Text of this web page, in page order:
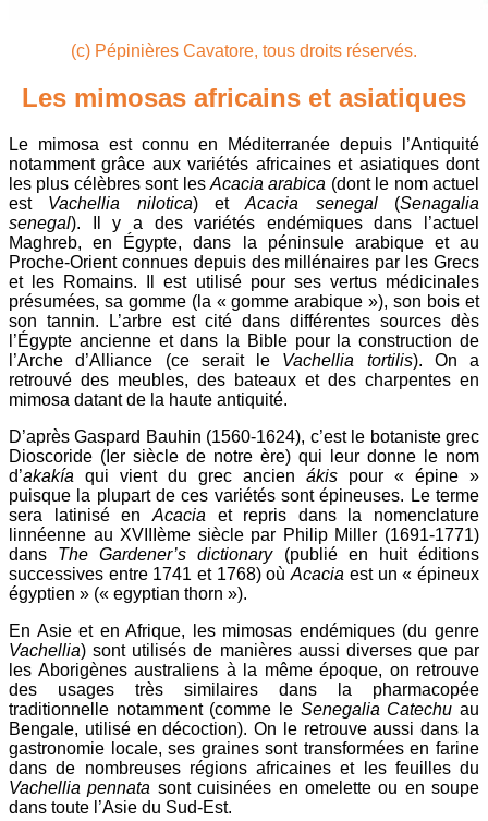
(c) Pépinières Cavatore, tous droits réservés.
Les mimosas africains et asiatiques
Le mimosa est connu en Méditerranée depuis l’Antiquité
notamment grâce aux variétés africaines et asiatiques dont
les plus célèbres sont les Acacia arabica (dont le nom actuel
est Vachellia nilotica) etAcacia senegal(Senagalia
senegal). Il y a des variétés endémiques dans l’actuel
Maghreb, en Égypte, dans la péninsule arabique et au
Proche-Orient connues depuis des millénaires par les Grecs
et les Romains. Il est utilisé pour ses vertus médicinales
présumées, sa gomme (la « gomme arabique »), son bois et
son tannin. L’arbre est cité dans différentes sources dès
l’Égypte ancienne et dans la Bible pour la construction de
l’Arche d’Alliance (ce serait le Vachellia tortilis). On a
retrouvé des meubles, des bateaux et des charpentes en
mimosa datant de la haute antiquité.
D’après Gaspard Bauhin (1560-1624), c’est le botaniste grec
Dioscoride (Ier siècle de notre ère) qui leur donne le nom
d’akakía qui vient du grec ancien ákis pour « épine »
puisque la plupart de ces variétés sont épineuses. Le terme
sera latinisé en Acacia et repris dans la nomenclature
linnéenne au XVIIIème siècle par Philip Miller (1691-1771)
dans The Gardener’s dictionary(publié en huit éditions
successives entre 1741 et 1768) oùAcacia est un « épineux
égyptien » (« egyptian thorn »).
En Asie et en Afrique, les mimosas endémiques (du genre
Vachellia) sont utilisés de manières aussi diverses que par
les Aborigènes australiens à la même époque, on retrouve
des usages très similaires dans la pharmacopée
traditionnelle notamment (comme le Senegalia Catechu au
Bengale, utilisé en décoction). On le retrouve aussi dans la
gastronomie locale, ses graines sont transformées en farine
dans de nombreuses régions africaines et les feuilles du
Vachellia pennata sont cuisinées en omelette ou en soupe
dans toute l’Asie du Sud-Est.